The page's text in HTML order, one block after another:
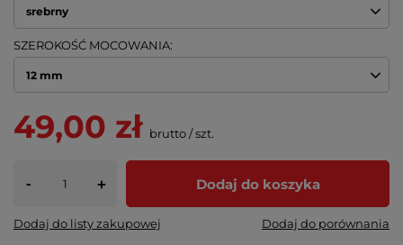
srebrny
SZEROKOŚĆ MOCOWANIA
12 mm
49,00 zł brutto/szt.
- + Dodaj do koszyka
Dodaj do listy zakupowej Dodaj do porównania